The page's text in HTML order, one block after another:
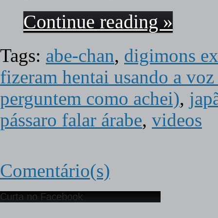
Continue reading »
Tags: abe-chan, digimons
fizeram hentai usando a
perguntem como achei),
pássaro falar árabe, videos
Comentário(s)
Curta no Facebook